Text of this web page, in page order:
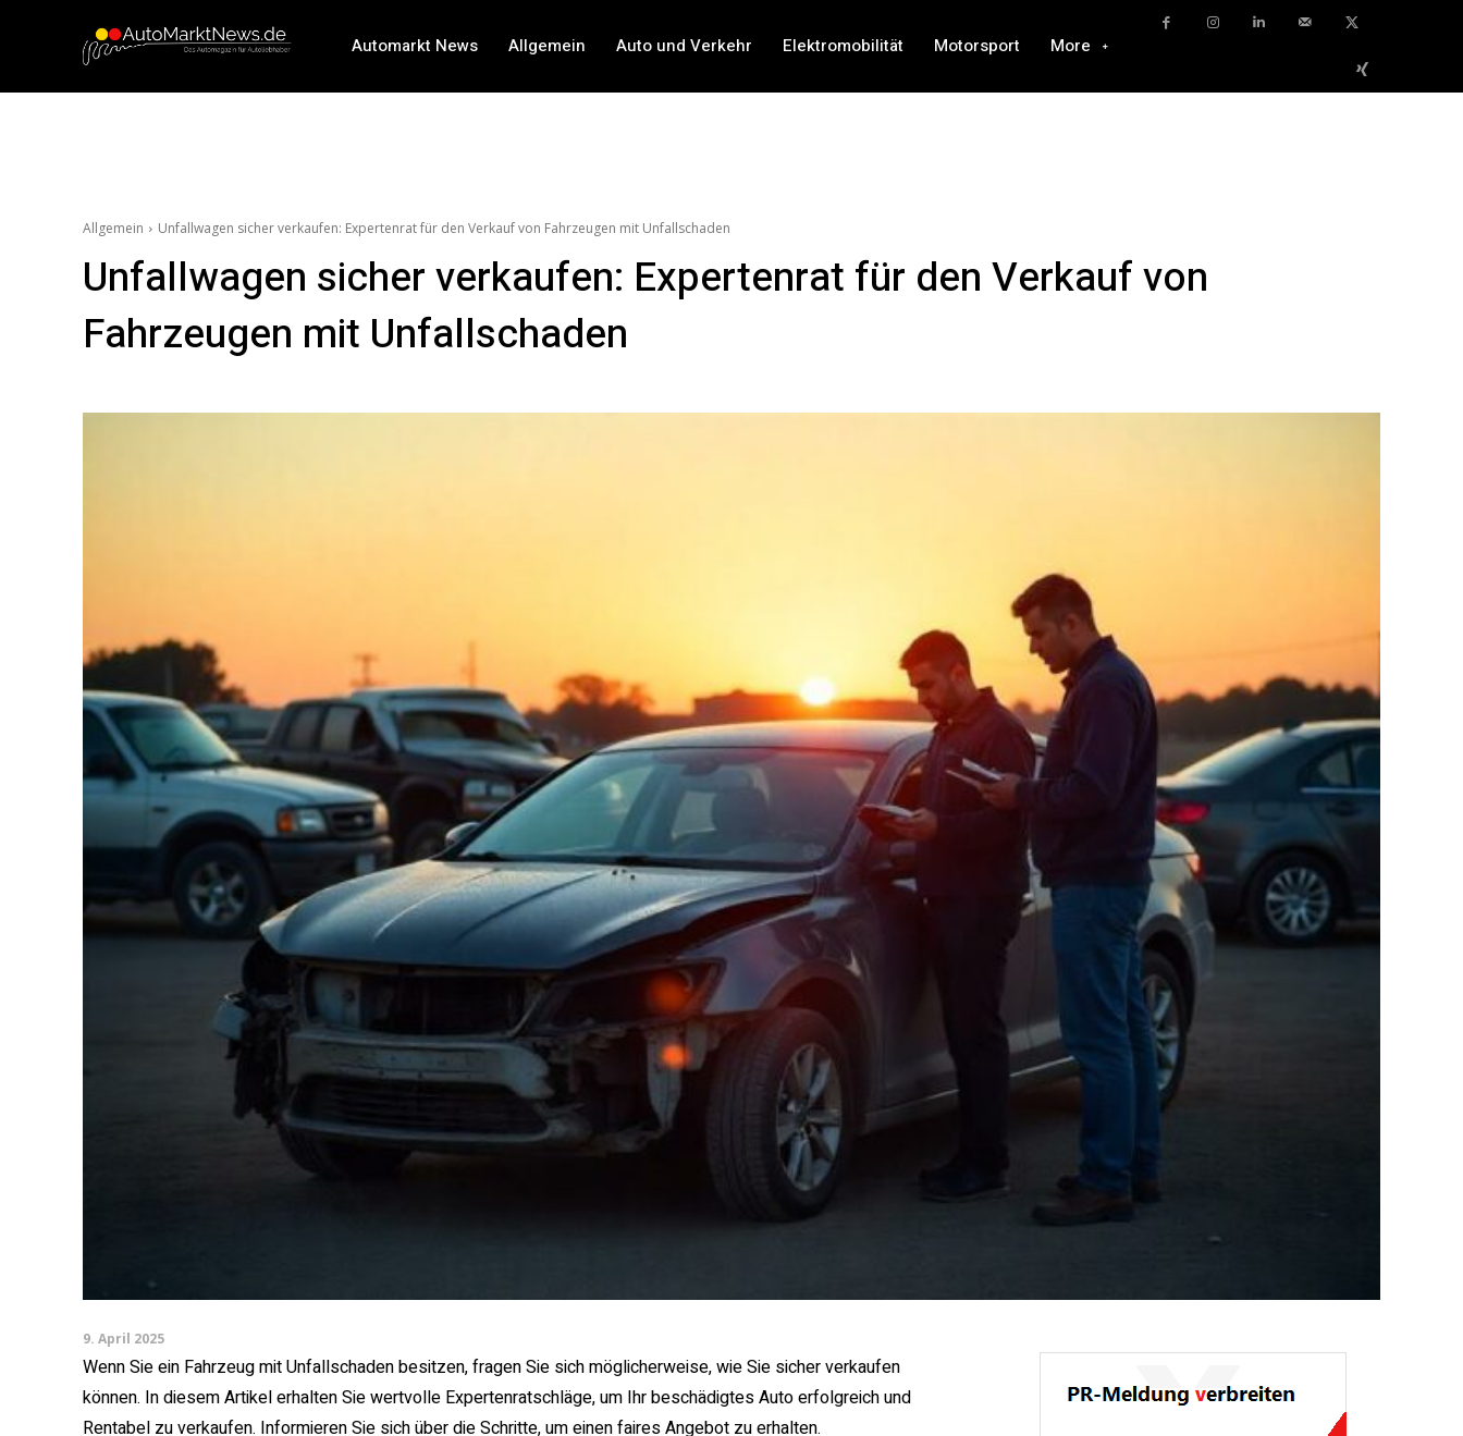
Automarkt News Allgemein Auto und Verkehr Elektromobilität Motorsport More
Allgemein Unfallwagen sicher verkaufen: Expertenrat für den Verkauf von Fahrzeugen mit Unfallschaden
Unfallwagen sicher verkaufen: Expertenrat für den Verkauf von
Fahrzeugen mit Unfallschaden
9. April 2025
Wenn Sie ein Fahrzeug mit Unfallschaden besitzen, fragen Sie sich möglicherweise, wie Sie sicher verkaufen
können. In diesem Artikel erhalten Sie wertvolle Expertenratschläge, um Ihr beschädigtes Auto erfolgreich und
Rentabel zu verkaufen. Informieren Sie sich über die Schritte, um einen faires Angebot zu erhalten.